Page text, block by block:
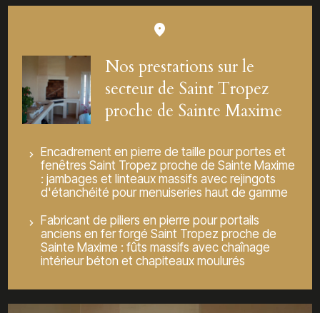
Nos prestations sur le
secteur de Saint Tropez
proche de Sainte Maxime
Encadrement en pierre de taille pour portes et
fenêtres Saint Tropez proche de Sainte Maxime
: jambages et linteaux massifs avec rejingots
d'étanchéité pour menuiseries haut de gamme
Fabricant de piliers en pierre pour portails
anciens en fer forgé Saint Tropez proche de
Sainte Maxime : fûts massifs avec chaînage
intérieur béton et chapiteaux moulurés